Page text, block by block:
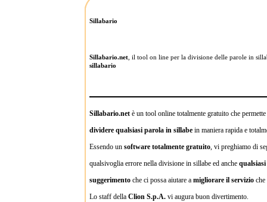
Sillabario
Sillabario.net, il tool on line per la divisione delle parole in
sillabario
Sillabario.netè un tool online totalmente gratuito che
dividere qualsiasi parola in sillabein maniera rapida e
Essendo un software totalmente gratuito, vi preghiamo di
qualsivoglia errore nella divisione in sillabe ed anche qualsiasi
suggerimentoche ci possa aiutare a migliorare il servizioche
Lo staff della Clion S.p.A.vi augura buon divertimento.